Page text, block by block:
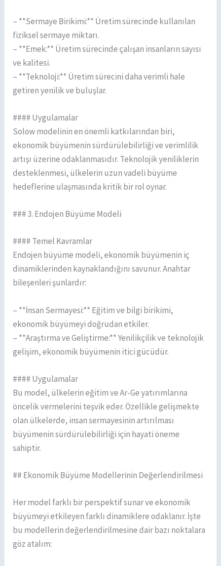
– **Sermaye Birikimi:** Üretim sürecinde kullanılan
fiziksel sermaye miktarı.
– **Emek:** Üretim sürecinde çalışan insanların sayısı
ve kalitesi.
– **Teknoloji:** Üretim sürecini daha verimli hale
getiren yenilik ve buluşlar.
#### Uygulamalar
Solow modelinin en önemli katkılarından biri,
ekonomik büyümenin sürdürülebilirliği ve verimlilik
artışı üzerine odaklanmasıdır. Teknolojik yeniliklerin
desteklenmesi, ülkelerin uzun vadeli büyüme
hedeflerine ulaşmasında kritik bir rol oynar.
### 3. Endojen Büyüme Modeli
#### Temel Kavramlar
Endojen büyüme modeli, ekonomik büyümenin iç
dinamiklerinden kaynaklandığını savunur. Anahtar
bileşenleri şunlardır:
– **İnsan Sermayesi:** Eğitim ve bilgi birikimi,
ekonomik büyümeyi doğrudan etkiler.
– **Araştırma ve Geliştirme:** Yenilikçilik ve teknolojik
gelişim, ekonomik büyümenin itici gücüdür.
#### Uygulamalar
Bu model, ülkelerin eğitim ve Ar-Ge yatırımlarına
öncelik vermelerini teşvik eder. Özellikle gelişmekte
olan ülkelerde, insan sermayesinin artırılması
büyümenin sürdürülebilirliği için hayati öneme
sahiptir.
## Ekonomik Büyüme Modellerinin Değerlendirilmesi
Her model farklı bir perspektif sunar ve ekonomik
büyümeyi etkileyen farklı dinamiklere odaklanır. İşte
bu modellerin değerlendirilmesine dair bazı noktalara
göz atalım: